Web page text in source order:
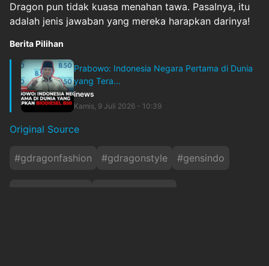
Dragon pun tidak kuasa menahan tawa. Pasalnya, itu
adalah jenis jawaban yang mereka harapkan darinya!
Berita Pilihan
Prabowo: Indonesia Negara Pertama di Dunia
yang Tera...
inews
Kamis, 9 Juli 2026 - 10:39
Original Source
#gdragonfashion #gdragonstyle #gensindo